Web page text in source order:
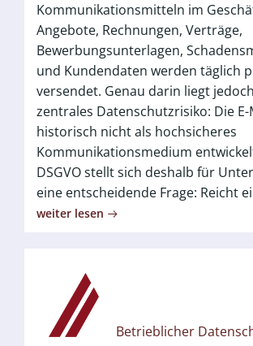
Kommunikationsmitteln im
Angebote, Rechnungen, Verträge,
Bewerbungsunterlagen,
und Kundendaten werden täglich
versendet. Genau darin liegt
zentrales Datenschutzrisiko: Die
historisch nicht als hochsicheres
Kommunikationsmedium
DSGVO stellt sich deshalb für
eine entscheidende Frage: Reicht
weiter lesen
Betrieblicher